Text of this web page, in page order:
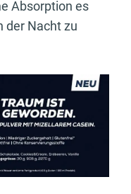
Absorption es
der Nacht zu